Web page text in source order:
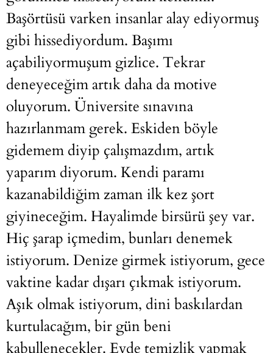
Başörtüsü varken insanlar alay ediyormuş
gibi hissediyordum. Başımı
açabiliyormuşum gizlice. Tekrar
deneyeceğim artık daha da motive
oluyorum. Üniversite sınavına
hazırlanmam gerek. Eskiden böyle
gidemem diyip çalışmazdım, artık
yaparım diyorum. Kendi paramı
kazanabildiğim zaman ilk kez şort
giyineceğim. Hayalimde birsürü şey var.
Hiç şarap içmedim, bunları denemek
istiyorum. Denize girmek istiyorum, gece
vaktine kadar dışarı çıkmak istiyorum.
Aşık olmak istiyorum, dini baskılardan
kurtulacağım, bir gün beni
kabullenecekler. Evde temizlik yapmak